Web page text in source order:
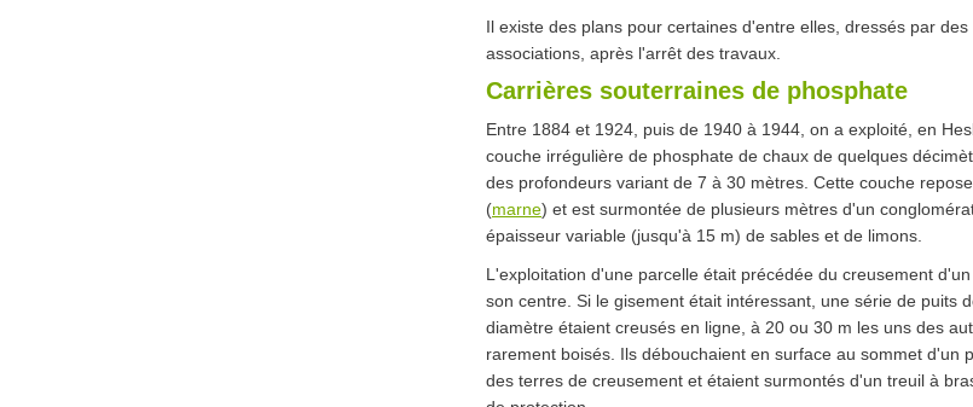
Il existe des plans pour certaines d'entre elles, dressés par
associations, après l'arrêt des travaux.
Carrières souterraines de phosphate
Entre 1884 et 1924, puis de 1940 à 1944, on a exploité, en
couche irrégulière de phosphate de chaux de quelques
des profondeurs variant de 7 à 30 mètres. Cette couche
(marne) et est surmontée de plusieurs mètres d'un
épaisseur variable (jusqu'à 15 m) de sables et de limons.
L'exploitation d'une parcelle était précédée du creusement
son centre. Si le gisement était intéressant, une série de puits
diamètre étaient creusés en ligne, à 20 ou 30 m les uns des
rarement boisés. Ils débouchaient en surface au sommet d'un
des terres de creusement et étaient surmontés d'un treuil à